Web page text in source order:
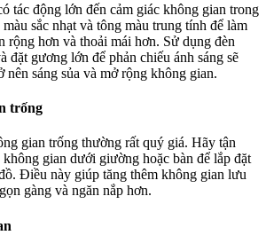
tác động lớn đến cảm giác không gian trong
sắc nhạt và tông màu trung tính để làm
rộng hơn và thoải mái hơn. Sử dụng đèn
đặt gương lớn để phản chiếu ánh sáng sẽ
nên sáng sủa và mở rộng không gian.
trống
gian trống thường rất quý giá. Hãy tận
gian dưới giường hoặc bàn để lắp đặt
Điều này giúp tăng thêm không gian lưu
gàng và ngăn nắp hơn.